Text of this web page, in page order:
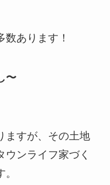
あります！
〜
ますが、その土地
ンライフ家づく